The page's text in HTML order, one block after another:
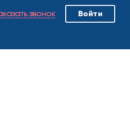
звонок Войти